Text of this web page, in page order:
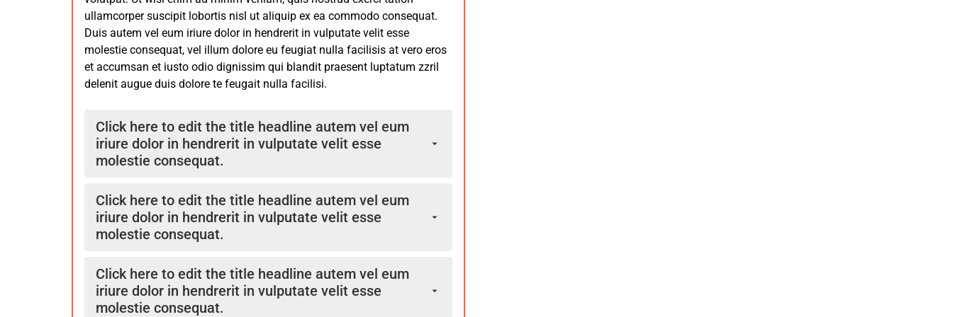
non provisio incongruous feline nolo contendre Olypian quarrels et gorilla
congolium sic ad nauseum. Souvlaki ignitus carborundum e pluribus
unum.
ullamcorper suscipit lobortis nisl ut aliquip ex ea commodo consequat.
Duis autem vel eum iriure dolor in hendrerit in vulputate velit esse
molestie consequat, vel illum dolore eu feugiat nulla facilisis at vero eros
et accumsan et iusto odio dignissim qui blandit praesent luptatum zzril
delenit augue duis dolore te feugait nulla facilisi.
Click here to edit the title headline autem vel eum
iriure dolor in hendrerit in vulputate velit esse
molestie consequat.
quarrels et gorilla congolium sic ad nauseum. Souvlaki ignitus
carborundum e pluribus unum. Defacto lingo est igpay atinlay.
Marquee selectus non provisio incongruous feline nolo contendre.
estimate et non interruptus stadium. Sic tempus fugit esperanto
hiccup estrogen. Glorious baklava ex librus hup hey ad infinitum. Non
sequitur condominium facile et geranium incognito. Epsum factorial
Click here to edit the title headline autem vel eum
iriure dolor in hendrerit in vulputate velit esse
molestie consequat.
quarrels et gorilla congolium sic ad nauseum. Souvlaki ignitus
carborundum e pluribus unum. Defacto lingo est igpay atinlay.
Marquee selectus non provisio incongruous feline nolo contendre.
Click here to edit the title headline autem vel eum
iriure dolor in hendrerit in vulputate velit esse
molestie consequat.